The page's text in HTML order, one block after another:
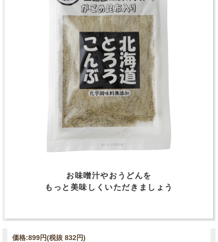
お味噌汁やおうどんを
もっと美味しくいただきましょう
価格:899円(税抜 832円)